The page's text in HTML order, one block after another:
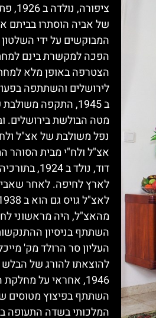
של אביה הוסתרו בביתם
המבוקשים על ידי
הצטרפה באופן מלא
לירושלים והשתתפה
ב 1945, התקפה
נפל משולבת של אצ"ל
אצ"ל ולח"י מבית הסוהר
לארץ לחיפה. לאחר
השתתף בניסיון
העליון סר הרולד מק'
להוצאתו להורג של הבלש
1946, אחראי על
השתתף בפיצוץ מטוסים
המלכותי בשדה התעופה